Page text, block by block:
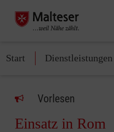
Start Dienstleistungen
Vorlesen
Einsatz in Rom